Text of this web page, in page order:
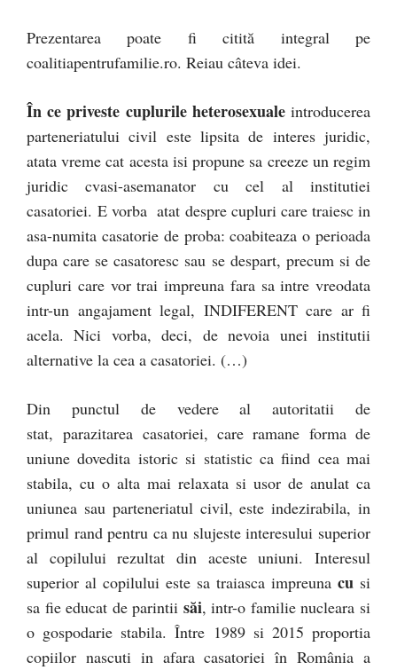
Prezentarea poate fi citită integral pe
coalitiapentrufamilie.ro. Reiau câteva idei.
În ce priveste cuplurile heterosexualeintroducerea
parteneriatului civil este lipsita de interes juridic,
atata vreme cat acesta isi propune sa creeze un regim
juridic cvasi-asemanator cu cel al institutiei
casatoriei. E vorba atat despre cupluri care traiesc in
asa-numita casatorie de proba: coabiteaza o perioada
dupa care se casatoresc sau se despart, precum si de
cupluri care vor trai impreuna fara sa intre vreodata
intr-un angajament legal, INDIFERENT care ar fi
acela. Nici vorba, deci, de nevoia unei institutii
alternative la cea a casatoriei. (…)
Din punctul de vedere al autoritatii de
stat, parazitarea casatoriei, care ramane forma de
uniune dovedita istoric si statistic ca fiind cea mai
stabila, cu o alta mai relaxata si usor de anulat ca
uniunea sau parteneriatul civil, este indezirabila, in
primul rand pentru ca nu slujeste interesului superior
al copilului rezultat din aceste uniuni. Interesul
superior al copilului este sa traiasca impreuna cu si
sa fie educat de parintii săi, intr-o familie nucleara si
o gospodarie stabila. Între 1989 si 2015 proportia
copiilor nascuti in afara casatoriei în România a